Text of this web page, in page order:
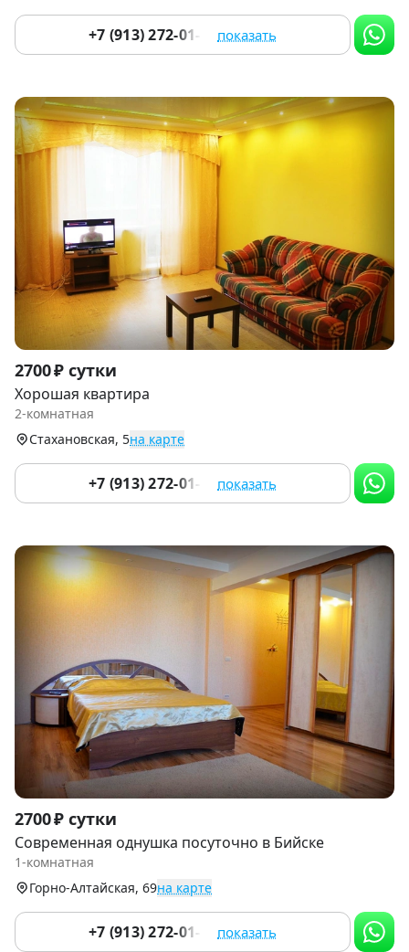
+7 (913) 272-01-11 показать
Item
1
of
2700 ₽ сутки
Хорошая квартира
2-комнатная
Стахановская, 5на карте
+7 (913) 272-01-11 показать
Item
1
of
2700 ₽ сутки
Современная однушка посуточно в Бийске
1-комнатная
Горно-Алтайская, 69на карте
+7 (913) 272-01-11 показать